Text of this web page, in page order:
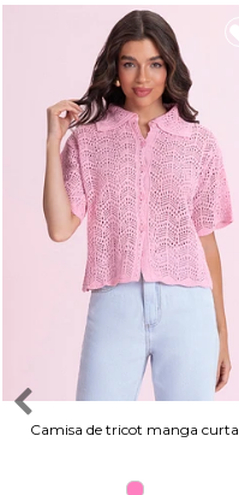
Camisa de tricot manga curta